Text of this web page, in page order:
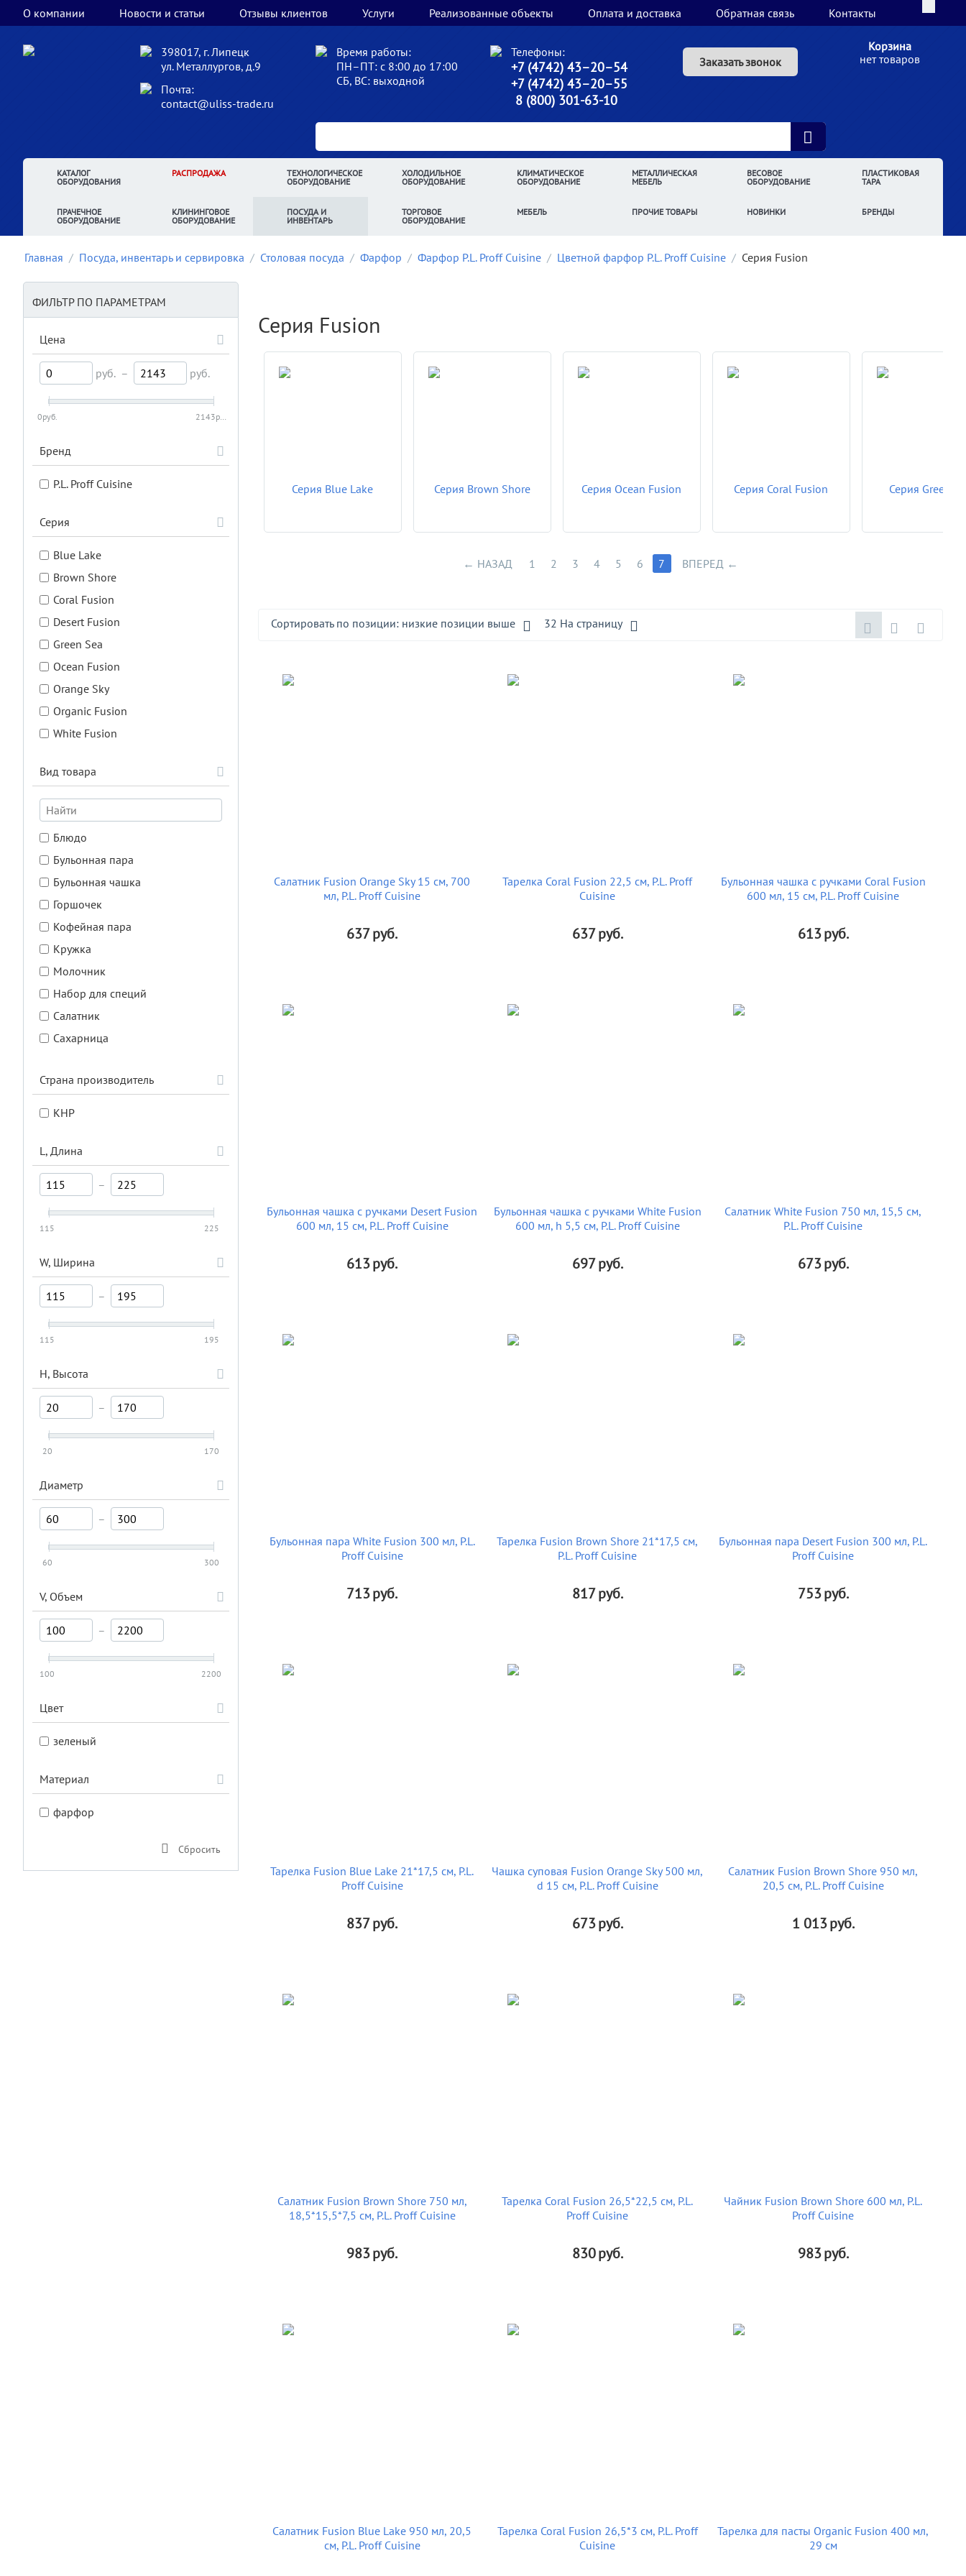
О компании Новости и статьи Отзывы клиентов Услуги Реализованные объекты Оплата и доставка Обратная связь Контакты
398017, г. Липецк
ул. Металлургов, д.9
Почта:
contact@uliss-trade.ru
Время работы:
ПН–ПТ: с 8:00 до 17:00
СБ, ВС: выходной
Телефоны:
+7 (4742) 43–20–54
+7 (4742) 43–20–55
8 (800) 301-63-10
Заказать звонок
Корзина
нет товаров
КАТАЛОГ
ОБОРУДОВАНИЯ
РАСПРОДАЖА
ТЕХНОЛОГИЧЕСКОЕ
ОБОРУДОВАНИЕ
ХОЛОДИЛЬНОЕ
ОБОРУДОВАНИЕ
КЛИМАТИЧЕСКОЕ
ОБОРУДОВАНИЕ
МЕТАЛЛИЧЕСКАЯ
МЕБЕЛЬ
ВЕСОВОЕ
ОБОРУДОВАНИЕ
ПЛАСТИКОВАЯ
ТАРА
ПРАЧЕЧНОЕ
ОБОРУДОВАНИЕ
КЛИНИНГОВОЕ
ОБОРУДОВАНИЕ
ПОСУДА И
ИНВЕНТАРЬ
ТОРГОВОЕ
ОБОРУДОВАНИЕ
МЕБЕЛЬ ПРОЧИЕ ТОВАРЫ НОВИНКИ БРЕНДЫ
Главная / Посуда, инвентарь и сервировка / Столовая посуда / Фарфор / Фарфор P.L. Proff Cuisine / Цветной фарфор P.L. Proff Cuisine / Серия Fusion
ФИЛЬТР ПО ПАРАМЕТРАМ
Цена
руб. – руб.
0руб. 2143руб.
Бренд
P.L. Proff Cuisine
Серия
Blue Lake
Brown Shore
Coral Fusion
Desert Fusion
Green Sea
Ocean Fusion
Orangе Sky
Organic Fusion
White Fusion
Вид товара
Блюдо
Бульонная пара
Бульонная чашка
Горшочек
Кофейная пара
Кружка
Молочник
Набор для специй
Салатник
Сахарница
Тарелка
Чашка
Страна производитель
КНР
L, Длина
–
115 225
W, Ширина
–
115 195
H, Высота
–
20 170
Диаметр
–
60 300
V, Объем
–
100 2200
Цвет
зеленый
Материал
фарфор
Сбросить
Серия Fusion
Серия Blue Lake Серия Brown Shore Серия Ocean Fusion Серия Coral Fusion Серия Green
НАЗАД 1 2 3 4 5 6 7 ВПЕРЕД
Сортировать по позиции: низкие позиции выше 32 На страницу
Салатник Fusion Orange Sky 15 см, 700
мл, P.L. Proff Cuisine
637руб.
Тарелка Coral Fusion 22,5 см, P.L. Proff
Cuisine
637руб.
Бульонная чашка с ручками Coral Fusion
600 мл, 15 см, P.L. Proff Cuisine
613руб.
Бульонная чашка с ручками Desert Fusion
600 мл, 15 см, P.L. Proff Cuisine
613руб.
Бульонная чашка с ручками White Fusion
600 мл, h 5,5 см, P.L. Proff Cuisine
697руб.
Салатник White Fusion 750 мл, 15,5 см,
P.L. Proff Cuisine
673руб.
Бульонная пара White Fusion 300 мл, P.L.
Proff Cuisine
713руб.
Тарелка Fusion Brown Shore 21*17,5 см,
P.L. Proff Cuisine
817руб.
Бульонная пара Desert Fusion 300 мл, P.L.
Proff Cuisine
753руб.
Тарелка Fusion Blue Lake 21*17,5 см, P.L.
Proff Cuisine
837руб.
Чашка суповая Fusion Orange Sky 500 мл,
d 15 см, P.L. Proff Cuisine
673руб.
Салатник Fusion Brown Shore 950 мл,
20,5 см, P.L. Proff Cuisine
1 013руб.
Салатник Fusion Brown Shore 750 мл,
18,5*15,5*7,5 см, P.L. Proff Cuisine
983руб.
Тарелка Coral Fusion 26,5*22,5 см, P.L.
Proff Cuisine
830руб.
Чайник Fusion Brown Shore 600 мл, P.L.
Proff Cuisine
983руб.
Салатник Fusion Blue Lake 950 мл, 20,5
см, P.L. Proff Cuisine
Тарелка Coral Fusion 26,5*3 см, P.L. Proff
Cuisine
Тарелка для пасты Organic Fusion 400 мл,
29 см